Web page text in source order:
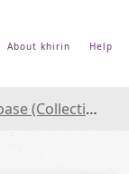
About khirin Help
Museum of Japanese History)